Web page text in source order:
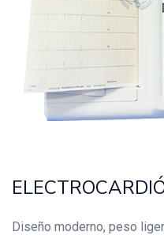
Remember me
Diseño moderno, peso